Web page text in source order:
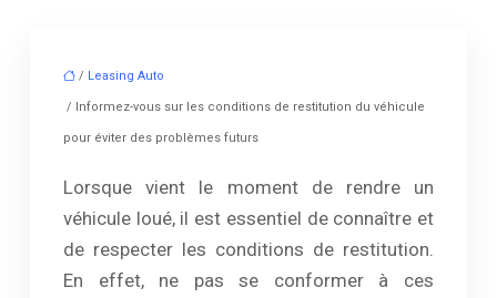
/ Leasing Auto
/ Informez-vous sur les conditions de restitution du véhicule
pour éviter des problèmes futurs
Lorsque vient le moment de rendre un
véhicule loué, il est essentiel de connaître et
de respecter les conditions de restitution.
En effet, ne pas se conformer à ces